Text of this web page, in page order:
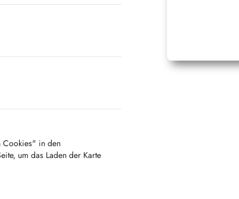
Cookies" in den
um das Laden der Karte